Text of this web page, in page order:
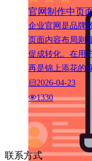
官网制作中页
企业官网是品牌
页面内容布局则
促成转化。在用
再是锦上添花的
2026-04-23
1330
联系方式